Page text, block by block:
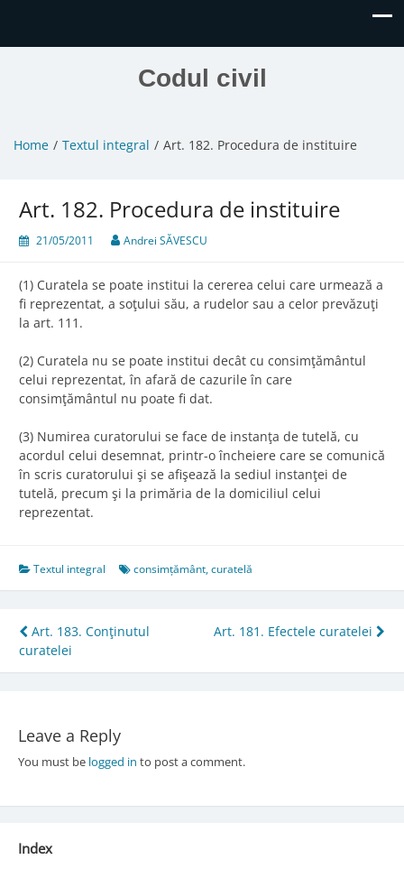
Codul civil
Home Textul integral Art. 182. Procedura de instituire
Art. 182. Procedura de instituire
21/05/2011 Andrei SĂVESCU
(1) Curatela se poate institui la cererea celui care urmează a
fi reprezentat, a soţului său, a rudelor sau a celor prevăzuţi
la art. 111.
(2) Curatela nu se poate institui decât cu consimţământul
celui reprezentat, în afară de cazurile în care
consimţământul nu poate fi dat.
(3) Numirea curatorului se face de instanţa de tutelă, cu
acordul celui desemnat, printr-o încheiere care se comunică
în scris curatorului şi se afişează la sediul instanţei de
tutelă, precum şi la primăria de la domiciliul celui
reprezentat.
Textul integral consimțământ,curatelă
Post
navigation
Art. 183. Conţinutul
curatelei
Art. 181. Efectele curatelei
Leave a Reply
You must be logged in to post a comment.
Index